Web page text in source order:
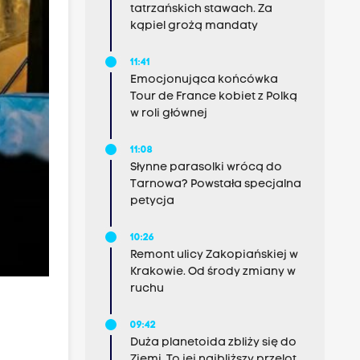
tatrzańskich stawach. Za
kąpiel grożą mandaty
11:41
Emocjonująca końcówka
Tour de France kobiet z Polką
w roli głównej
11:08
Słynne parasolki wrócą do
Tarnowa? Powstała specjalna
petycja
10:26
Remont ulicy Zakopiańskiej w
Krakowie. Od środy zmiany w
ruchu
09:42
Duża planetoida zbliży się do